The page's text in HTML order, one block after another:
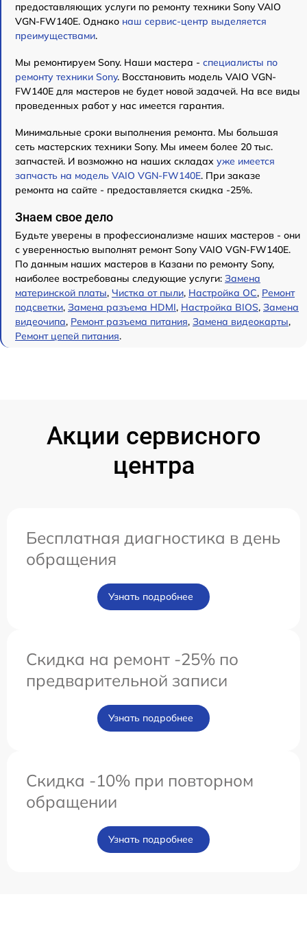
предоставляющих услуги по ремонту техники Sony VAIO
VGN-FW140E. Однако наш сервис-центр выделяется
преимуществами.
Мы ремонтируем Sony. Наши мастера - специалисты по
ремонту техники Sony. Восстановить модель VAIO VGN-
FW140E для мастеров не будет новой задачей. На все виды
проведенных работ у нас имеется гарантия.
Минимальные сроки выполнения ремонта. Мы большая
сеть мастерских техники Sony. Мы имеем более 20 тыс.
запчастей. И возможно на наших складах уже имеется
запчасть на модель VAIO VGN-FW140E. При заказе
ремонта на сайте - предоставляется скидка -25%.
Знаем свое дело
Будьте уверены в профессионализме наших мастеров - они
с уверенностью выполнят ремонт Sony VAIO VGN-FW140E.
По данным наших мастеров в Казани по ремонту Sony,
наиболее востребованы следующие услуги: Замена
материнской платы, Чистка от пыли, Настройка ОС, Ремонт
подсветки, Замена разъема HDMI, Настройка BIOS, Замена
видеочипа, Ремонт разъема питания, Замена видеокарты,
Ремонт цепей питания.
Акции сервисного
центра
Бесплатная диагностика в день
обращения
Узнать подробнее
Скидка на ремонт -25% по
предварительной записи
Узнать подробнее
Скидка -10% при повторном
обращении
Узнать подробнее